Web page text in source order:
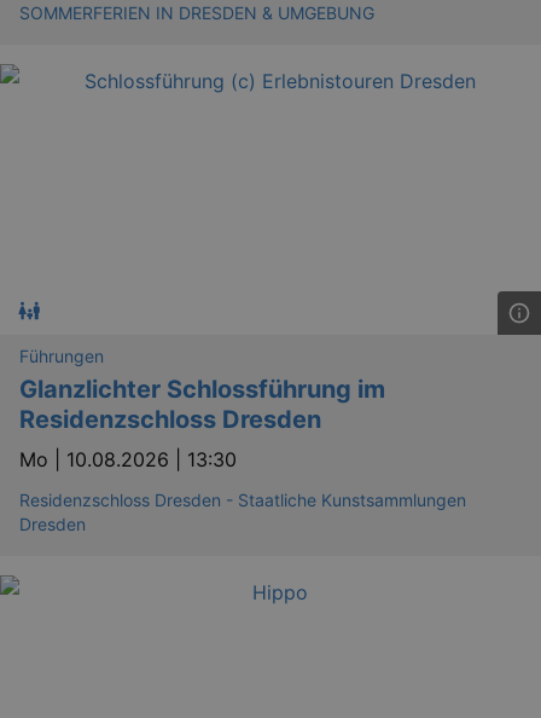
SOMMERFERIEN IN DRESDEN & UMGEBUNG
Führungen
Glanzlichter Schlossführung im
Residenzschloss Dresden
Mo | 10.08.2026 | 13:30
Residenzschloss Dresden - Staatliche Kunstsammlungen
Dresden